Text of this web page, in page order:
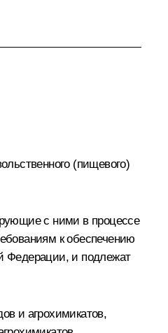
(пищевого)
с ними в процессе
к обеспечению
Федерации, и подлежат
и агрохимикатов,